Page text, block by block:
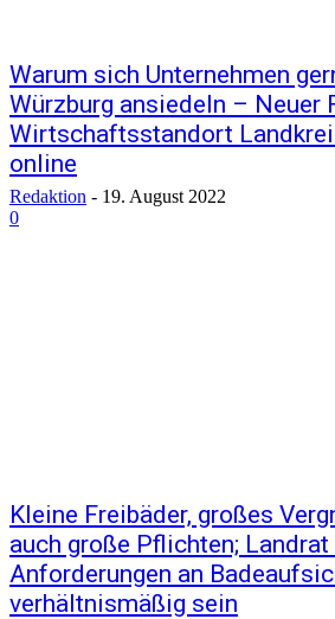
Warum sich Unternehmen
Würzburg ansiedeln – Neuer
Wirtschaftsstandort
online
Redaktion - 19. August 2022
0
Kleine Freibäder, großes
auch große Pflichten;
Anforderungen an
verhältnismäßig sein